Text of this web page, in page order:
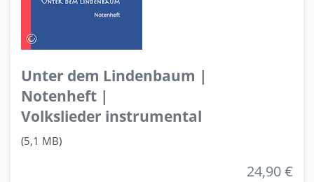
Unter dem Lindenbaum |
Notenheft |
Volkslieder instrumental
(5,1 MB)
24,90 €